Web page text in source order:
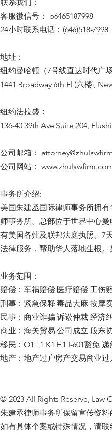
联系我们：
客服微信号： b6465187998
24小时联系电话：(646)518-7998
地址：
纽约曼哈顿（7号线直达时代广
1441 Broadway 6th Fl (六楼),
纽约法拉盛：
136-40 39th Ave Suite 204,
公司邮箱：
公司网站：
事务所介绍:
美国朱建丞国际律师事务所拥
师事务所。总部位于世界中心
有美国各州及联邦法庭执照。7
法律服务，帮助华人落地生根。
业务范围：
赔偿：车祸赔偿 医疗赔偿 工伤
刑事：紧急保释 毒品大麻 按摩
民事：商业诈骗 诉讼仲裁 经济
商业：海关贸易 公司成立 股东
移民：O1 L1 K1 H1 I-601豁免
地产：地产过户房产交易商业
© 2023 All Rights Reserve, Law
朱建丞律师事务所保留宣传资
如有具体个案或特殊情况，请联